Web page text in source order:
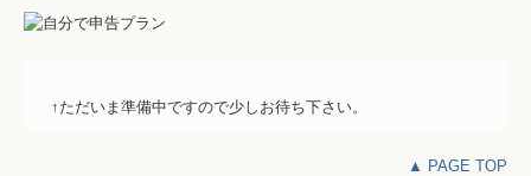
↑ただいま準備中ですので少しお待ち下さい。
▲ PAGE TOP